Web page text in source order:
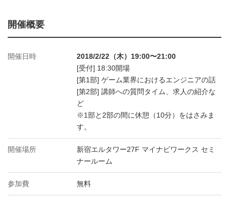
開催概要
開催日時
2018/2/22（木）19:00〜21:00
[受付] 18:30開場
[第1部] ゲーム業界におけるエンジニアの話
[第2部] 講師への質問タイム、求人の紹介な
ど
※1部と2部の間に休憩（10分）をはさみま
す。
開催場所
新宿エルタワー27F マイナビワークス セミ
ナールーム
参加費 無料